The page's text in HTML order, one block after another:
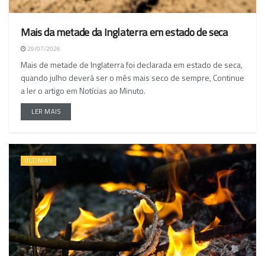
Mais da metade da Inglaterra em estado de seca
29/07/2026
Mais de metade de Inglaterra foi declarada em estado de seca,
quando julho deverá ser o mês mais seco de sempre, Continue
a ler o artigo em Notícias ao Minuto.
LER MAIS
ÚLTIMAS